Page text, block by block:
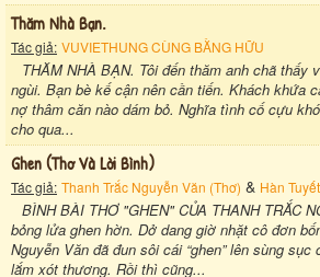
Thăm Nhà Bạn.
Tác giả: VUVIETHUNG CÙNG BẰNG HỮU
THĂM NHÀ BẠN. Tôi đến thăm anh chã thấy
ngùi. Bạn bè kế cận nên cần tiến. Khách khứa
nợ thâm căn nào dám bỏ. Nghĩa tình cố cựu
cho qua...
Ghen (thơ Và Lời Bình)
Tác giả: Thanh Trắc Nguyễn Văn (Thơ) & Hàn
BÌNH BÀI THƠ "GHEN" CỦA THANH TRẮC
bỏng lửa ghen hờn. Dở dang giờ nhặt cô đơn
Nguyễn Văn đã đun sôi cái “ghen” lên sùng
lắm xót thương. Rồi thì cũng...